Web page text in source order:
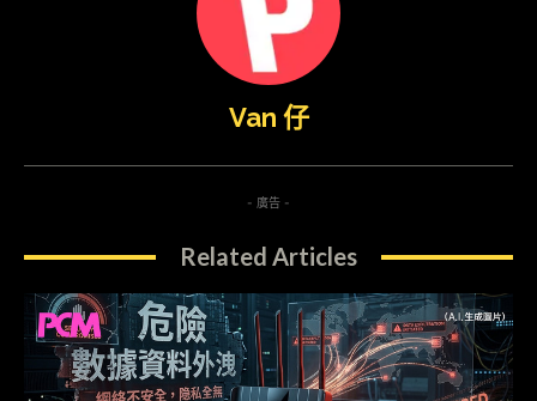
Van 仔
- 廣告 -
Related Articles